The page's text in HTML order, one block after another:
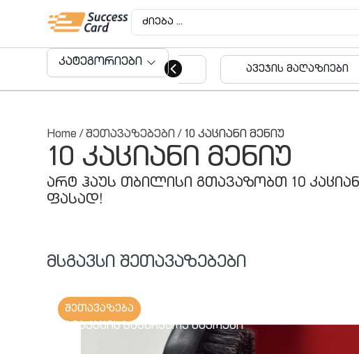
კატეგორიები
ავეჯის მაღაზიები
აუდიტორული
Home /შეთავაზებები / 10 კაციანი მენიუ
10 კაციანი მენიუ
არტ ჰაუს თბილისი გთავაზობთ 10
ფასად!
მსგავსი შეთავაზებები
შეთავაზება
მამაკაცის სასაჩუქრე ნაკრები